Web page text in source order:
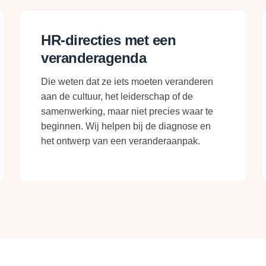
HR-directies met een
veranderagenda
Die weten dat ze iets moeten veranderen
aan de cultuur, het leiderschap of de
samenwerking, maar niet precies waar te
beginnen. Wij helpen bij de diagnose en
het ontwerp van een veranderaanpak.